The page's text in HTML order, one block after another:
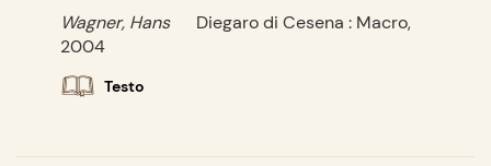
Wagner, Hans
Diegaro di Cesena : Macro,
2004
Testo